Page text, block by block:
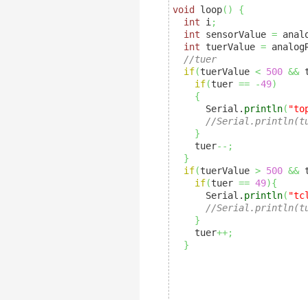
void loop( )
{
int i ;
int sensorValue =
int tuerValue =
//tuer
if(tuerValue < 500 &&
if(tuer == -49)
{
      Serial.
println(
//
}
    tuer
--;
}
if(tuerValue > 500 &&
if(tuer == 49){
      Serial.
println(
//
}
    tuer
++;
}